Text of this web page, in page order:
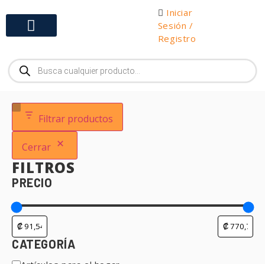
Iniciar
Sesión /
Registro
Filtrar productos
Cerrar
FILTROS
PRECIO
CATEGORÍA